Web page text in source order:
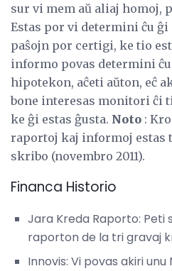
sur vi mem aŭ aliaj homoj,
Estas por vi determini ĉu
paŝojn por certigi, ke tio
informo povas determini
hipotekon, aĉeti aŭton, eĉ
bone interesas monitori ĉi
ke ĝi estas ĝusta. Noto :
raportoj kaj informoj estas
skribo (novembro 2011).
Financa Historio
Jara Kreda Raporto: Peti
raporton de la tri gravaj
Innovis: Vi povas akiri